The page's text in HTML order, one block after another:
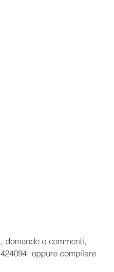
domande o commenti,
oppure compilare